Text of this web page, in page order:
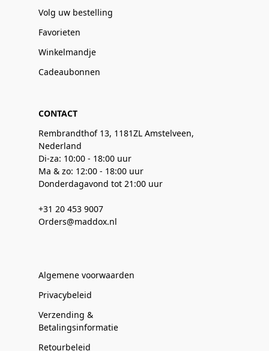
Volg uw bestelling
Favorieten
Winkelmandje
Cadeaubonnen
CONTACT
Rembrandthof 13, 1181ZL Amstelveen,
Nederland
Di-za: 10:00 - 18:00 uur
Ma & zo: 12:00 - 18:00 uur
Donderdagavond tot 21:00 uur
+31 20 453 9007
Orders@maddox.nl
Algemene voorwaarden
Privacybeleid
Verzending &
Betalingsinformatie
Retourbeleid